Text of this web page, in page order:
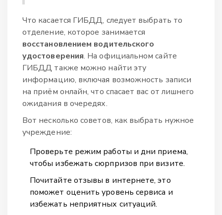
Что касается ГИБДД, следует выбрать то
отделение, которое занимается
восстановлением водительского
удостоверения. На официальном сайте
ГИБДД также можно найти эту
информацию, включая возможность записи
на приём онлайн, что спасает вас от лишнего
ожидания в очередях.
Вот несколько советов, как выбрать нужное
учреждение:
Проверьте режим работы и дни приема,
чтобы избежать сюрпризов при визите.
Почитайте отзывы в интернете, это
поможет оценить уровень сервиса и
избежать неприятных ситуаций.